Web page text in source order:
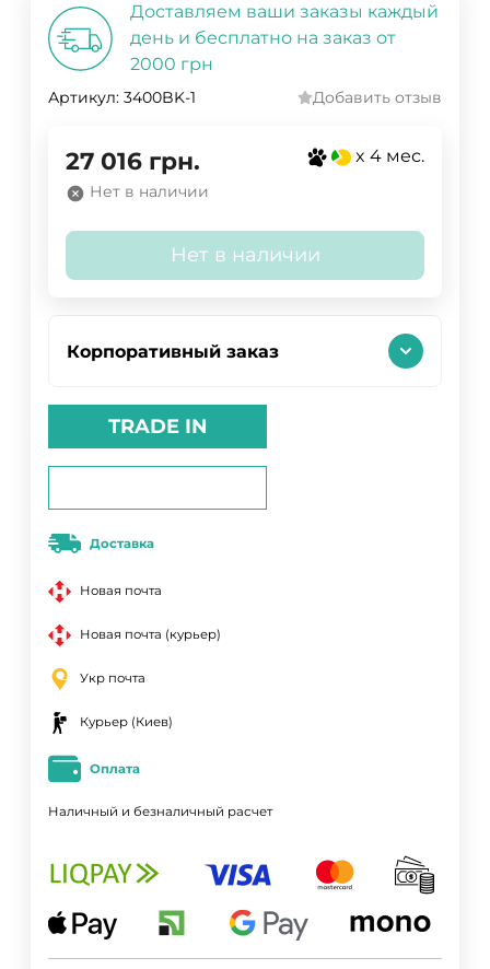
Доставляем ваши заказы каждый
день и бесплатно на заказ от
2000 грн
Артикул: 3400BK-1 Добавить отзыв
27 016 грн. x 4 мес.
Нет в наличии
Нет в наличии
Корпоративный заказ
TRADE IN
Доставка
Новая почта
Новая почта (курьер)
Укр почта
Курьер (Киев)
Оплата
Наличный и безналичный расчет